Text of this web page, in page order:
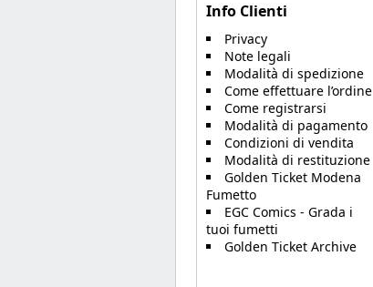
Info Clienti
Privacy
Note legali
Modalità di spedizione
Come effettuare l’ordine
Come registrarsi
Modalità di pagamento
Condizioni di vendita
Modalità di restituzione
Golden Ticket Modena
Fumetto
EGC Comics - Grada i
tuoi fumetti
Golden Ticket Archive